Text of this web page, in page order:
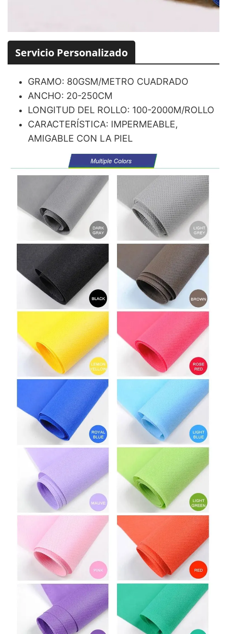
Servicio Personalizado
GRAMO: 80GSM/METRO CUADRADO
ANCHO: 20-250CM
LONGITUD DEL ROLLO: 100-2000M/ROLLO
CARACTERÍSTICA: IMPERMEABLE,
AMIGABLE CON LA PIEL